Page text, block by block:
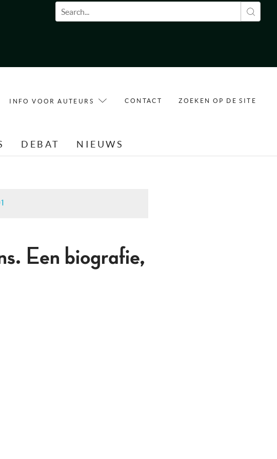
Zoekveld
INFO VOOR AUTEURS CONTACT ZOEKEN OP DE SITE
DEBAT NIEUWS
Een biografie,